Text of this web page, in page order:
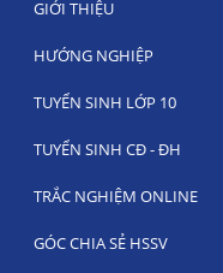
GIỚI THIỆU
HƯỚNG NGHIỆP
TUYỂN SINH LỚP 10
TUYỂN SINH CĐ - ĐH
TRẮC NGHIỆM ONLINE
GÓC CHIA SẺ HSSV